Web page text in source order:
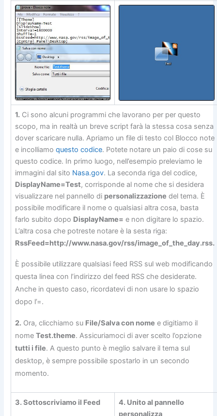
1. Ci sono alcuni programmi che lavorano per per questo
scopo, ma in realtà un breve script farà la stessa cosa senza
dover scaricare nulla. Apriamo un file di testo col Blocco note
e incolliamoquesto codice. Potete notare un paio di cose su
questo codice. In primo luogo, nell’esempio preleviamo le
immagini dal sito Nasa.gov. La seconda riga del codice,
DisplayName=Test, corrisponde al nome che si desidera
visualizzare nel pannello di personalizzazione del tema. È
possibile modificare il nome o qualsiasi altra cosa, basta
farlo subito dopo DisplayName= e non digitare lo spazio.
L’altra cosa che potreste notare è la sesta riga:
RssFeed=http://www.nasa.gov/rss/image_of_the_day.rss.
È possibile utilizzare qualsiasi feed RSS sul web modificando
questa linea con l’indirizzo del feed RSS che desiderate.
Anche in questo caso, ricordatevi di non usare lo spazio
dopo l’=.
2. Ora, clicchiamo su File/Salva con nome e digitiamo il
nomeTest.theme. Assicuriamoci di aver scelto l’opzione
tutti i file. A questo punto è meglio salvare il tema sul
desktop, è sempre possibile spostarlo in un secondo
momento.
3. Sottoscriviamo il Feed
4. Unito al pannello
personalizza